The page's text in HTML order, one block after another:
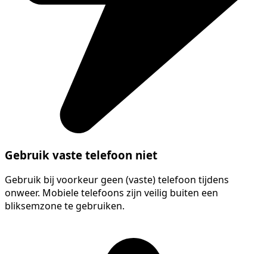
Gebruik vaste telefoon niet
Gebruik bij voorkeur geen (vaste) telefoon tijdens
onweer. Mobiele telefoons zijn veilig buiten een
bliksemzone te gebruiken.